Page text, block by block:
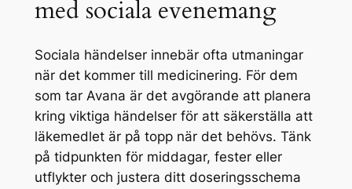
med sociala evenemang
Sociala händelser innebär ofta utmaningar
när det kommer till medicinering. För dem
som tar Avana är det avgörande att planera
kring viktiga händelser för att säkerställa att
läkemedlet är på topp när det behövs. Tänk
på tidpunkten för middagar, fester eller
utflykter och justera ditt doseringsschema